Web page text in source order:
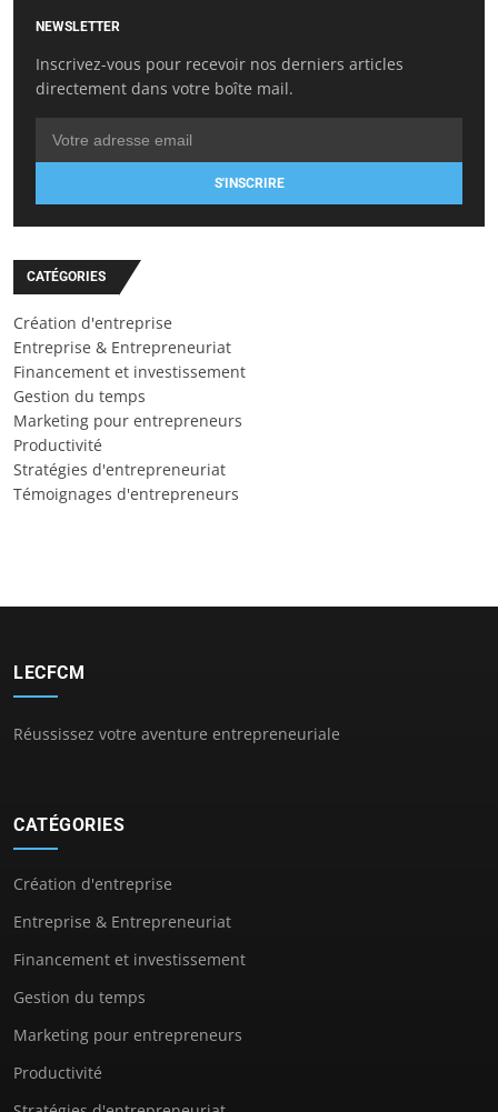
NEWSLETTER
Inscrivez-vous pour recevoir nos derniers articles
directement dans votre boîte mail.
S'INSCRIRE
CATÉGORIES
Création d'entreprise
Entreprise & Entrepreneuriat
Financement et investissement
Gestion du temps
Marketing pour entrepreneurs
Productivité
Stratégies d'entrepreneuriat
Témoignages d'entrepreneurs
LECFCM
Réussissez votre aventure entrepreneuriale
CATÉGORIES
Création d'entreprise
Entreprise & Entrepreneuriat
Financement et investissement
Gestion du temps
Marketing pour entrepreneurs
Productivité